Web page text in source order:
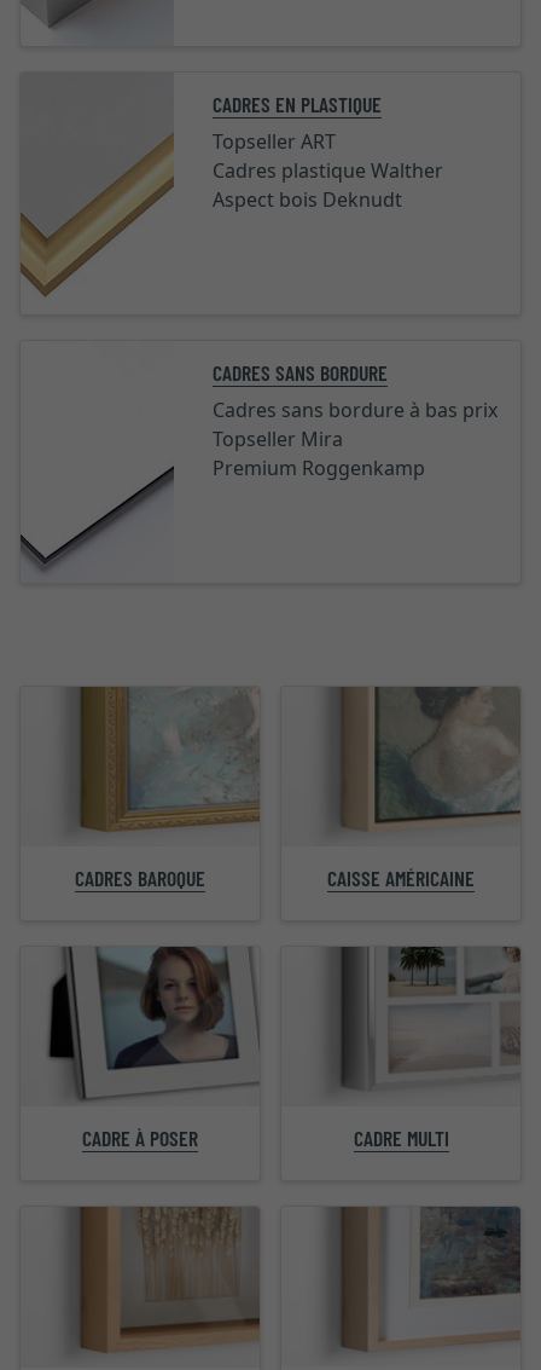
CADRES EN PLASTIQUE
Topseller ART
Cadres plastique Walther
Aspect bois Deknudt
CADRES SANS BORDURE
Cadres sans bordure à bas prix
Topseller Mira
Premium Roggenkamp
CADRES BAROQUE CAISSE AMÉRICAINE
CADRE À POSER CADRE MULTI